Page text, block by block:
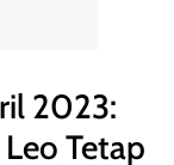
2023:
Tetap